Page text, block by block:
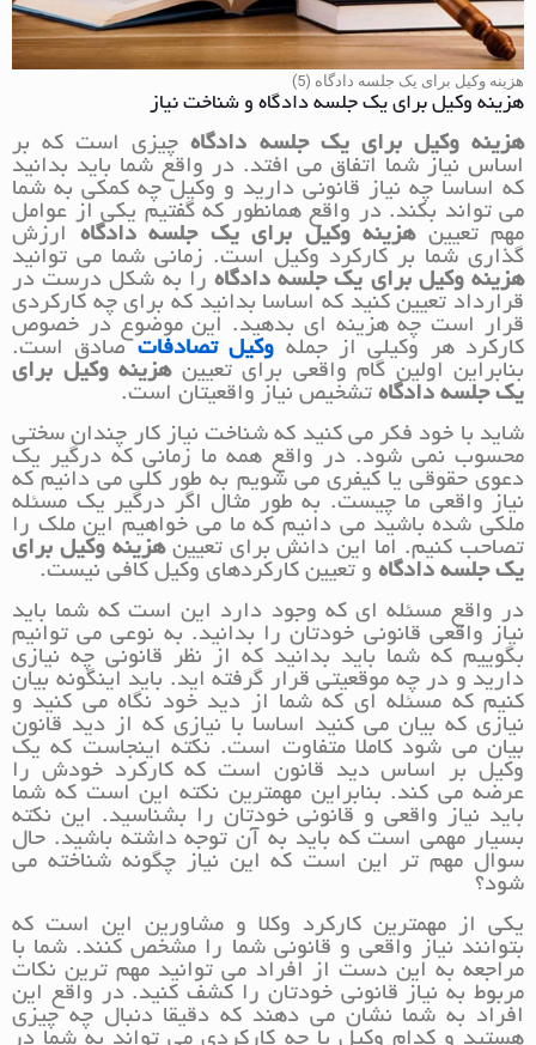
هزینه وکیل برای یک جلسه دادگاه (5)
هزینه وکیل برای یک جلسه دادگاه و شناخت نیاز
هزینه وکیل برای یک جلسه دادگاهچیزی است که بر
اساس نیاز شما اتفاق می افتد. در واقع شما باید بدانید
که اساسا چه نیاز قانونی دارید و وکیل چه کمکی به شما
می تواند بکند. در واقع همانطور که گفتیم یکی از عوامل
مهم تعیینهزینه وکیل برای یک جلسه دادگاه ارزش
گذاری شما بر کارکرد وکیل است. زمانی شما می توانید
هزینه وکیل برای یک جلسه دادگاه را به شکل درست در
قرارداد تعیین کنید که اساسا بدانید که برای چه کارکردی
قرار است چه هزینه ای بدهید. این موضوع در خصوص
کارکرد هر وکیلی از جمله وکیل تصادفات صادق است.
بنابراین اولین گام واقعی برای تعیینهزینه وکیل برای
یک جلسه دادگاه تشخیص نیاز واقعیتان است.
شاید با خود فکر می کنید که شناخت نیاز کار چندان سختی
محسوب نمی شود. در واقع همه ما زمانی که درگیر یک
دعوی حقوقی یا کیفری می شویم به طور کلی می دانیم که
نیاز واقعی ما چیست. به طور مثال اگر درگیر یک مسئله
ملکی شده باشید می دانیم که ما می خواهیم این ملک را
تصاحب کنیم. اما این دانش برای تعیینهزینه وکیل برای
یک جلسه دادگاه و تعیین کارکردهای وکیل کافی نیست.
در واقع مسئله ای که وجود دارد این است که شما باید
نیاز واقعی قانونی خودتان را بدانید. به نوعی می توانیم
بگوییم که شما باید بدانید که از نظر قانونی چه نیازی
دارید و در چه موقعیتی قرار گرفته اید. باید اینگونه بیان
کنیم که مسئله ای که شما از دید خود نگاه می کنید و
نیازی که بیان می کنید اساسا با نیازی که از دید قانون
بیان می شود کاملا متفاوت است. نکته اینجاست که یک
وکیل بر اساس دید قانون است که کارکرد خودش را
عرضه می کند. بنابراین مهمترین نکته این است که شما
باید نیاز واقعی و قانونی خودتان را بشناسید. این نکته
بسیار مهمی است که باید به آن توجه داشته باشید. حال
سوال مهم تر این است که این نیاز چگونه شناخته می
شود؟
یکی از مهمترین کارکرد وکلا و مشاورین این است که
بتوانند نیاز واقعی و قانونی شما را مشخص کنند. شما با
مراجعه به این دست از افراد می توانید مهم ترین نکات
مربوط به نیاز قانونی خودتان را کشف کنید. در واقع این
افراد به شما نشان می دهند که دقیقا دنبال چه چیزی